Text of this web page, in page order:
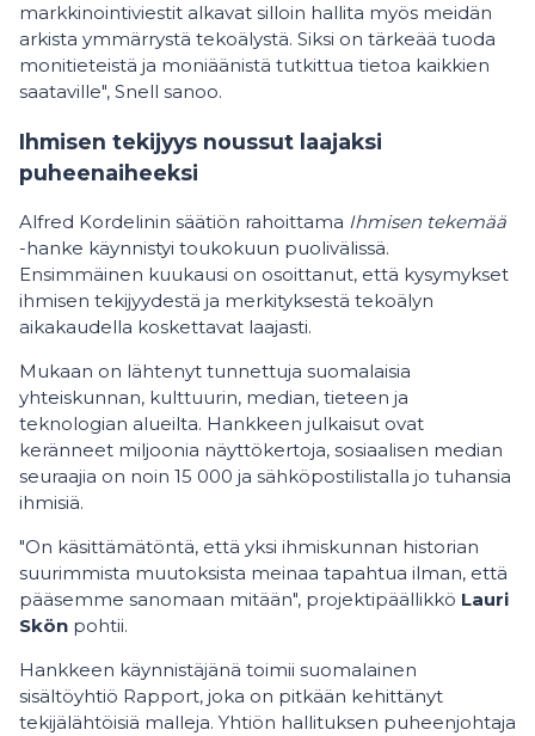
markkinointiviestit alkavat silloin hallita myös meidän
arkista ymmärrystä tekoälystä. Siksi on tärkeää tuoda
monitieteistä ja moniäänistä tutkittua tietoa kaikkien
saataville", Snell sanoo.
Ihmisen tekijyys noussut laajaksi
puheenaiheeksi
Alfred Kordelinin säätiön rahoittama Ihmisen tekemää
-hanke käynnistyi toukokuun puolivälissä.
Ensimmäinen kuukausi on osoittanut, että kysymykset
ihmisen tekijyydestä ja merkityksestä tekoälyn
aikakaudella koskettavat laajasti.
Mukaan on lähtenyt tunnettuja suomalaisia
yhteiskunnan, kulttuurin, median, tieteen ja
teknologian alueilta. Hankkeen julkaisut ovat
keränneet miljoonia näyttökertoja, sosiaalisen median
seuraajia on noin 15 000 ja sähköpostilistalla jo tuhansia
ihmisiä.
"On käsittämätöntä, että yksi ihmiskunnan historian
suurimmista muutoksista meinaa tapahtua ilman, että
pääsemme sanomaan mitään", projektipäällikkö Lauri
Skön pohtii.
Hankkeen käynnistäjänä toimii suomalainen
sisältöyhtiö Rapport, joka on pitkään kehittänyt
tekijälähtöisiä malleja. Yhtiön hallituksen puheenjohtaja